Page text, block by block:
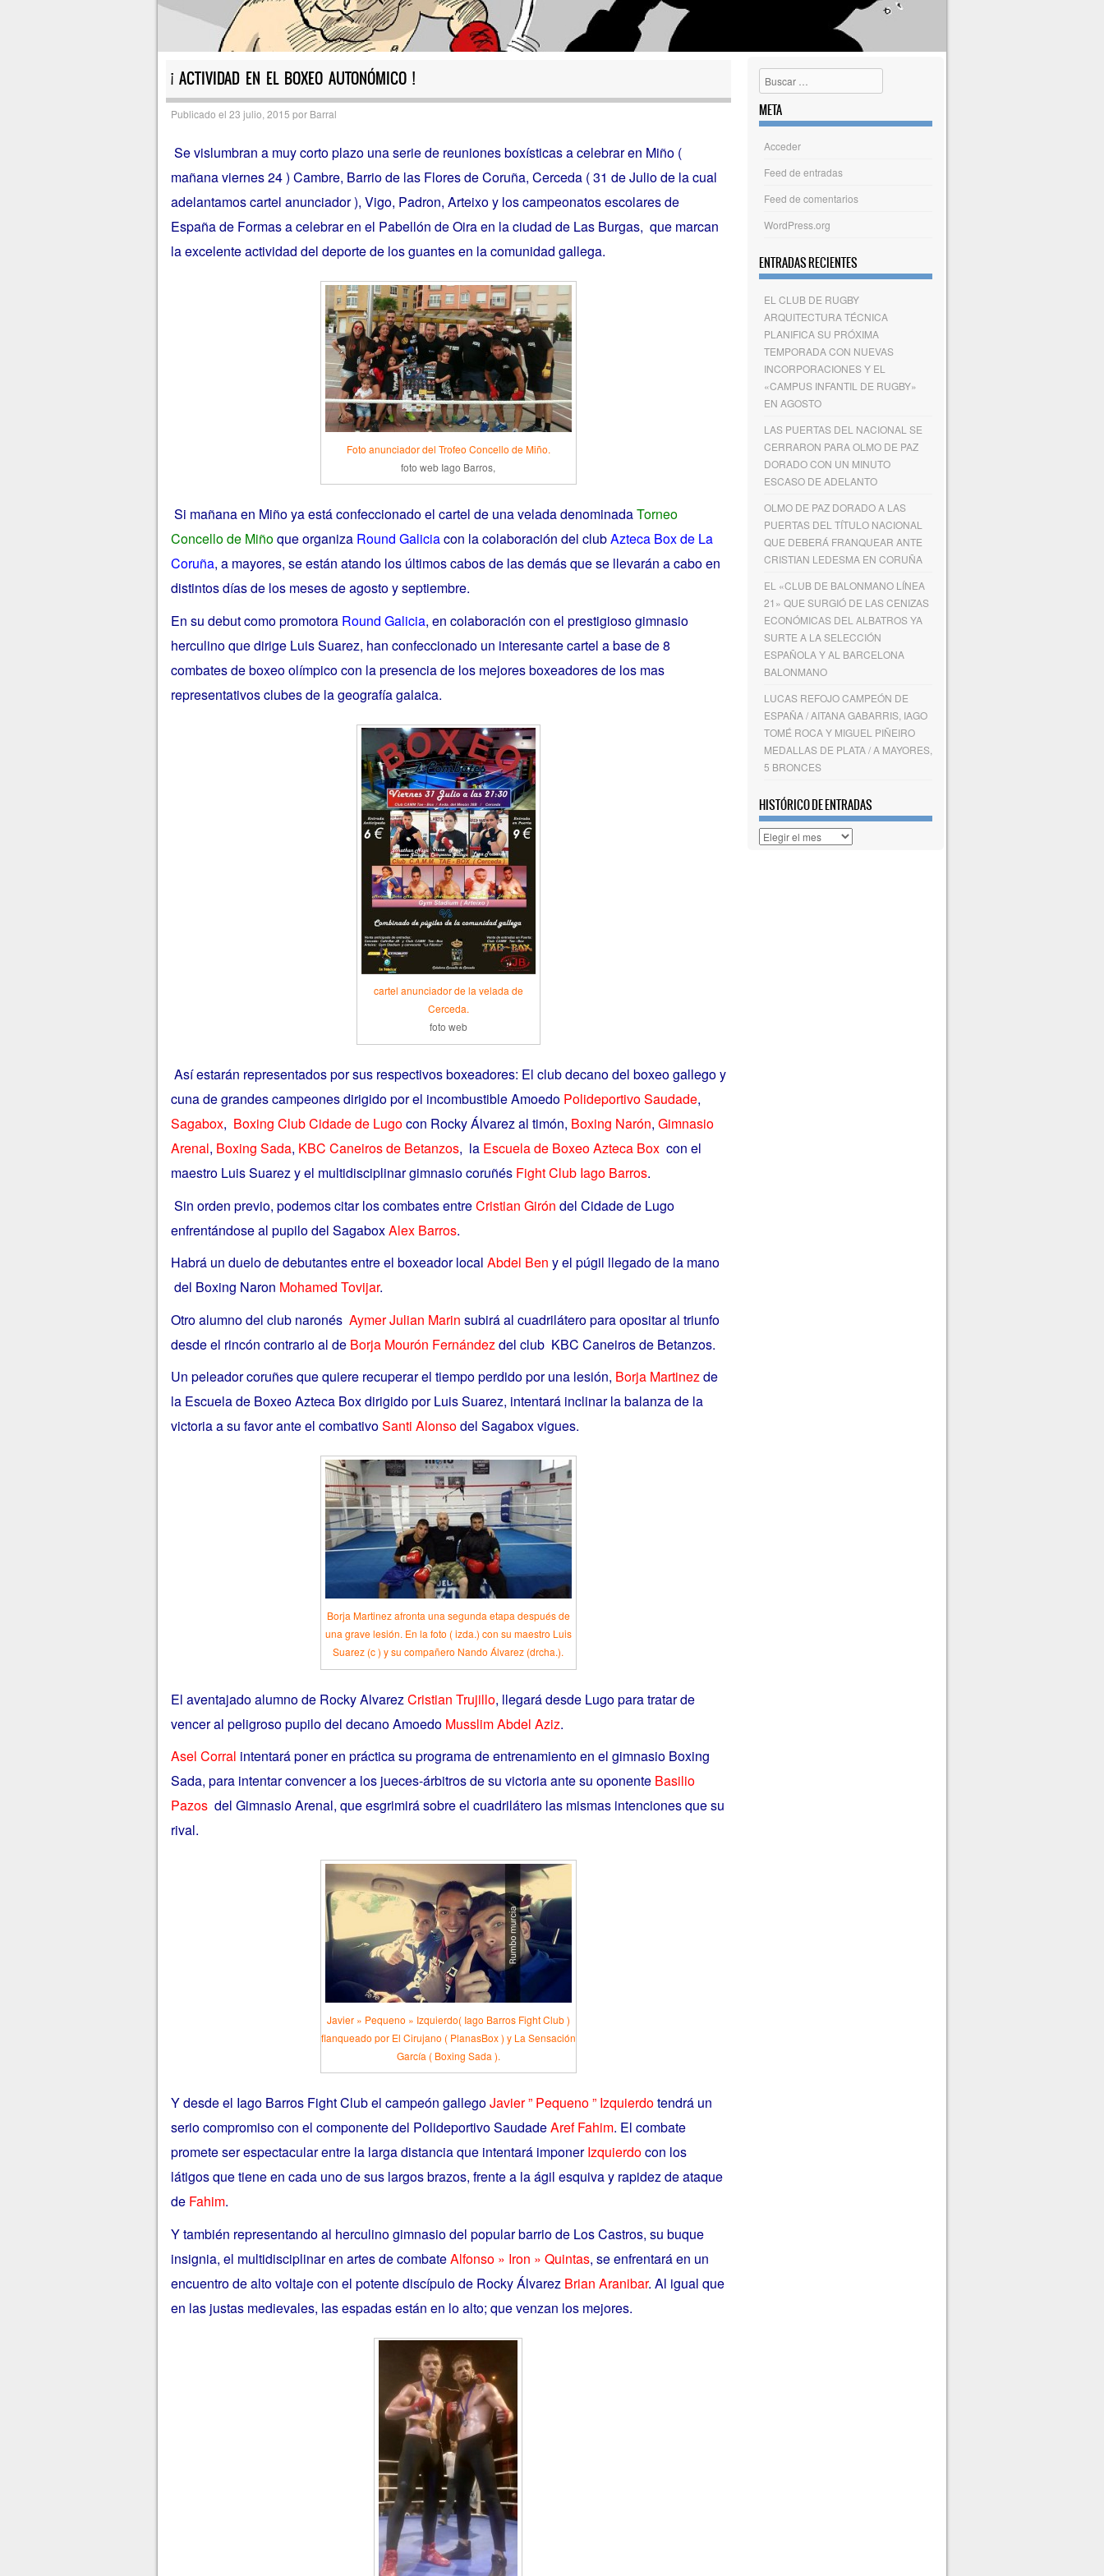
¡ ACTIVIDAD EN EL BOXEO AUTONÓMICO !
Publicado el 23 julio, 2015 por Barral
Se vislumbran a muy corto plazo una serie de reuniones boxísticas a celebrar en Miño (
mañana viernes 24 ) Cambre, Barrio de las Flores de Coruña, Cerceda ( 31 de Julio de la cual
adelantamos cartel anunciador ), Vigo, Padron, Arteixo y los campeonatos escolares de
España de Formas a celebrar en el Pabellón de Oira en la ciudad de Las Burgas, que marcan
la excelente actividad del deporte de los guantes en la comunidad gallega.
Foto anunciador del Trofeo Concello de Miño.
foto web Iago Barros,
Si mañana en Miño ya está confeccionado el cartel de una velada denominadaTorneo
Concello de Miñoque organiza Round Galiciacon la colaboración del clubAzteca Box de La
Coruña, a mayores, se están atando los últimos cabos de las demás que se llevarán a cabo en
distintos días de los meses de agosto y septiembre.
En su debut como promotora Round Galicia, en colaboración con el prestigioso gimnasio
herculino que dirige Luis Suarez, han confeccionado un interesante cartel a base de 8
combates de boxeo olímpico con la presencia de los mejores boxeadores de los mas
representativos clubes de la geografía galaica.
cartel anunciador de la velada de
Cerceda.
foto web
Así estarán representados por sus respectivos boxeadores: El club decano del boxeo gallego y
cuna de grandes campeones dirigido por el incombustible Amoedo Polideportivo Saudade,
Sagabox, Boxing Club Cidade de Lugocon Rocky Álvarez al timón, Boxing Narón, Gimnasio
Arenal, Boxing Sada, KBC Caneiros de Betanzos, la Escuela de Boxeo Azteca Boxcon el
maestro Luis Suarez y el multidisciplinar gimnasio coruñés Fight Club Iago Barros.
Sin orden previo, podemos citar los combates entreCristian Girón del Cidade de Lugo
enfrentándose al pupilo del SagaboxAlex Barros.
Habrá un duelo de debutantes entre el boxeador local Abdel Ben y el púgil llegado de la mano
del Boxing Naron Mohamed Tovijar.
Otro alumno del club naronés AymerJulian Marin subirá al cuadrilátero para opositar al triunfo
desde el rincón contrario al de Borja Mourón Fernándezdel club KBC Caneiros de Betanzos.
Un peleador coruñes que quiere recuperar el tiempo perdido por una lesión, Borja Martinezde
la Escuela de Boxeo Azteca Box dirigido por Luis Suarez, intentará inclinar la balanza de la
victoria a su favor ante el combativoSanti Alonsodel Sagabox vigues.
Borja Martinez afronta una segunda etapa después de
una grave lesión. En la foto ( izda.) con su maestro Luis
Suarez (c ) y su compañero Nando Álvarez (drcha.).
El aventajado alumno de Rocky Alvarez Cristian Trujillo, llegará desde Lugo para tratar de
vencer al peligroso pupilo del decano Amoedo Musslim Abdel Aziz.
Asel Corral intentará poner en práctica su programa de entrenamiento en el gimnasio Boxing
Sada, para intentar convencer a los jueces-árbitros de su victoria ante su oponente Basilio
Pazos del Gimnasio Arenal, que esgrimirá sobre el cuadrilátero las mismas intenciones que su
rival.
Javier » Pequeno » Izquierdo( Iago Barros Fight Club )
flanqueado por El Cirujano ( PlanasBox ) y La Sensación
García ( Boxing Sada ).
Y desde el Iago Barros Fight Club el campeón gallegoJavier ” Pequeno ” Izquierdotendrá un
serio compromiso con el componente del Polideportivo SaudadeAref Fahim. El combate
promete ser espectacular entre la larga distancia que intentará imponerIzquierdocon los
látigos que tiene en cada uno de sus largos brazos, frente a la ágil esquiva y rapidez de ataque
de Fahim.
Y también representando al herculino gimnasio del popular barrio de Los Castros, su buque
insignia, el multidisciplinar en artes de combateAlfonso » Iron » Quintas, se enfrentará en un
encuentro de alto voltaje con el potente discípulo de Rocky Álvarez Brian Aranibar. Al igual que
en las justas medievales, las espadas están en lo alto; que venzan los mejores.
Buscar
META
Acceder
Feed de entradas
Feed de comentarios
WordPress.org
ENTRADAS RECIENTES
EL CLUB DE RUGBY
ARQUITECTURA TÉCNICA
PLANIFICA SU PRÓXIMA
TEMPORADA CON NUEVAS
INCORPORACIONES Y EL
«CAMPUS INFANTIL DE RUGBY»
EN AGOSTO
LAS PUERTAS DEL NACIONAL SE
CERRARON PARA OLMO DE PAZ
DORADO CON UN MINUTO
ESCASO DE ADELANTO
OLMO DE PAZ DORADO A LAS
PUERTAS DEL TÍTULO NACIONAL
QUE DEBERÁ FRANQUEAR ANTE
CRISTIAN LEDESMA EN CORUÑA
EL «CLUB DE BALONMANO LÍNEA
21» QUE SURGIÓ DE LAS CENIZAS
ECONÓMICAS DEL ALBATROS YA
SURTE A LA SELECCIÓN
ESPAÑOLA Y AL BARCELONA
BALONMANO
LUCAS REFOJO CAMPEÓN DE
ESPAÑA / AITANA GABARRIS, IAGO
TOMÉ ROCA Y MIGUEL PIÑEIRO
MEDALLAS DE PLATA / A MAYORES,
5 BRONCES
HISTÓRICO DE ENTRADAS
Histórico